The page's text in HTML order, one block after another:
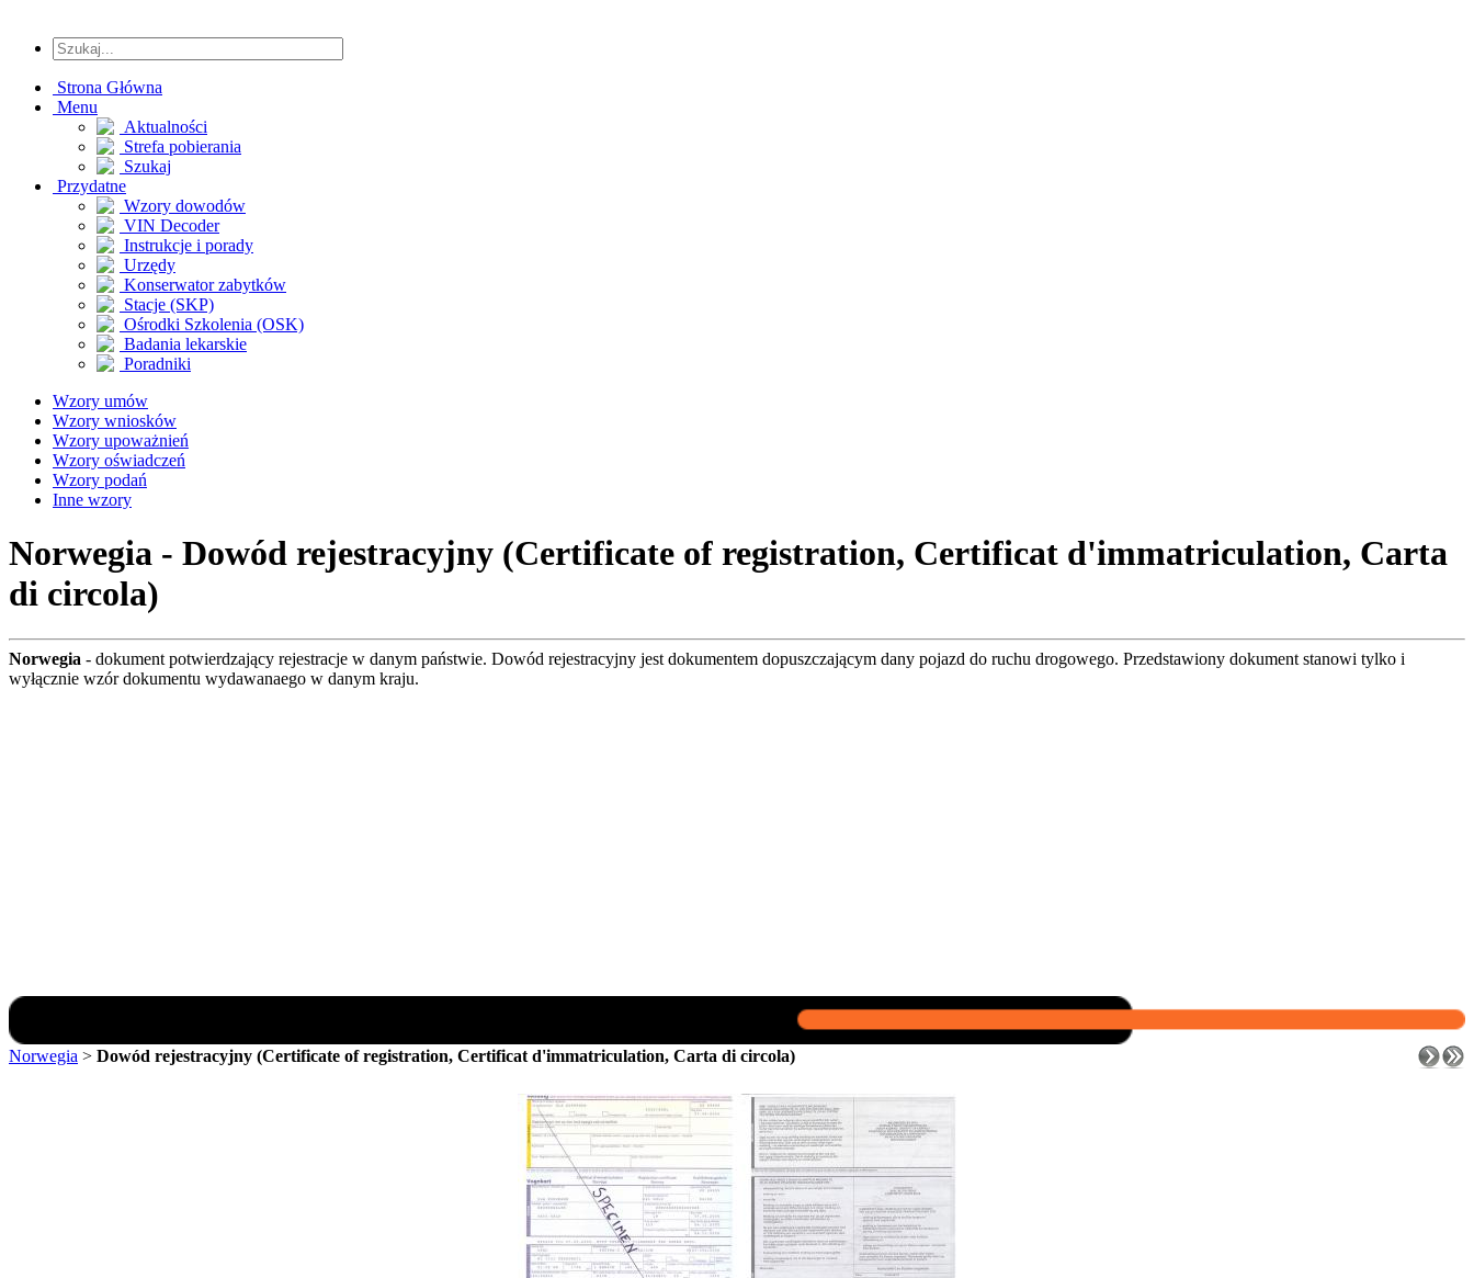
Strona Główna
Menu
Aktualności
Strefa pobierania
Szukaj
Przydatne
Wzory dowodów
VIN Decoder
Instrukcje i porady
Urzędy
Konserwator zabytków
Stacje (SKP)
Ośrodki Szkolenia (OSK)
Badania lekarskie
Poradniki
Wzory umów
Wzory wniosków
Wzory upoważnień
Wzory oświadczeń
Wzory podań
Inne wzory
Norwegia - Dowód rejestracyjny (Certificate of registration, Certificat d'immatriculation, Carta
di circola)
Norwegia - dokument potwierdzający rejestracje w danym państwie. Dowód rejestracyjny jest dokumentem dopuszczającym dany pojazd do ruchu drogowego. Przedstawiony dokument stanowi tylko i
wyłącznie wzór dokumentu wydawanaego w danym kraju.
Norwegia > Dowód rejestracyjny (Certificate of registration, Certificat d'immatriculation, Carta di circola)